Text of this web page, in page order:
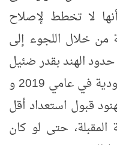
لا تخطط لإصلاح
من خلال اللجوء إلى
الهند بقدر ضئيل
من الاستقرار بعد الأزمات الحدودية في عامي 2019 و
قبول استعداد أقل
المقبلة، حتى لو كان